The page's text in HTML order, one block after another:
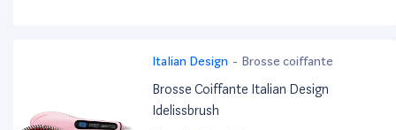
Italian Design - Brosse coiffante
Brosse Coiffante Italian Design
Idelissbrush